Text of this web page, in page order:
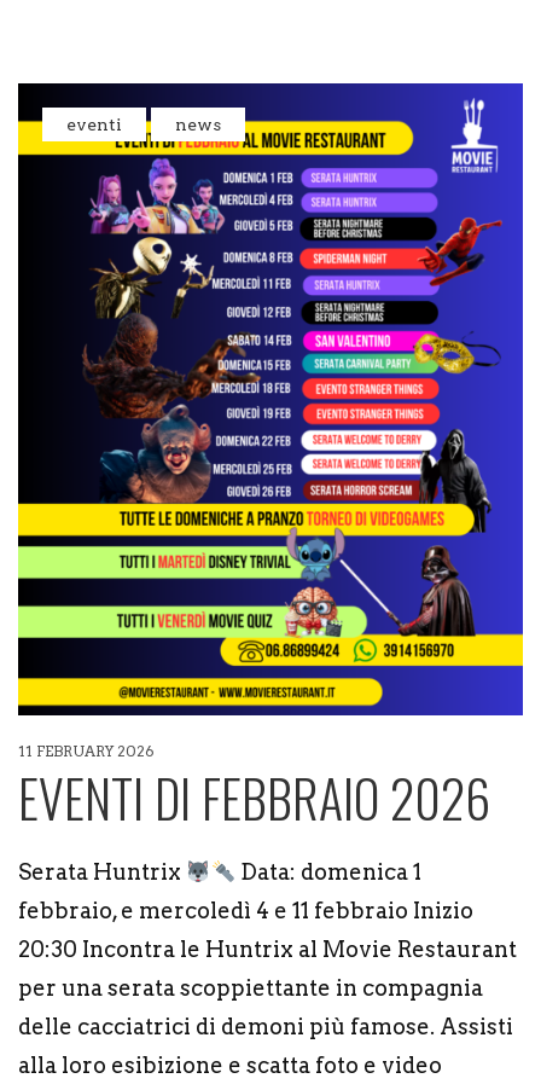
eventi news
11 FEBRUARY 2026
EVENTI DI FEBBRAIO 2026
Serata Huntrix
Data: domenica 1
febbraio, e mercoledì 4 e 11 febbraio Inizio
20:30 Incontra le Huntrix al Movie Restaurant
per una serata scoppiettante in compagnia
delle cacciatrici di demoni più famose. Assisti
alla loro esibizione e scatta foto e video